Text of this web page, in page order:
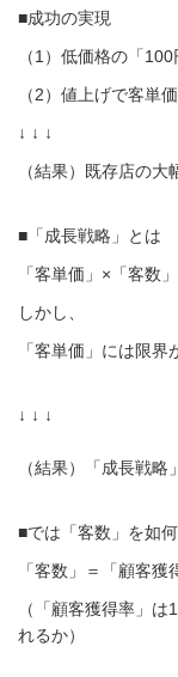
■成功の実現
（1）低価格の「
（2）値上げで客単
↓ ↓ ↓
（結果）既存店の大
■「成長戦略」とは
「客単価」×「客数
しかし、
「客単価」には限界
↓ ↓ ↓
（結果）「成長戦
■では「客数」を如
「客数」＝「顧客獲
（「顧客獲得率」
れるか）